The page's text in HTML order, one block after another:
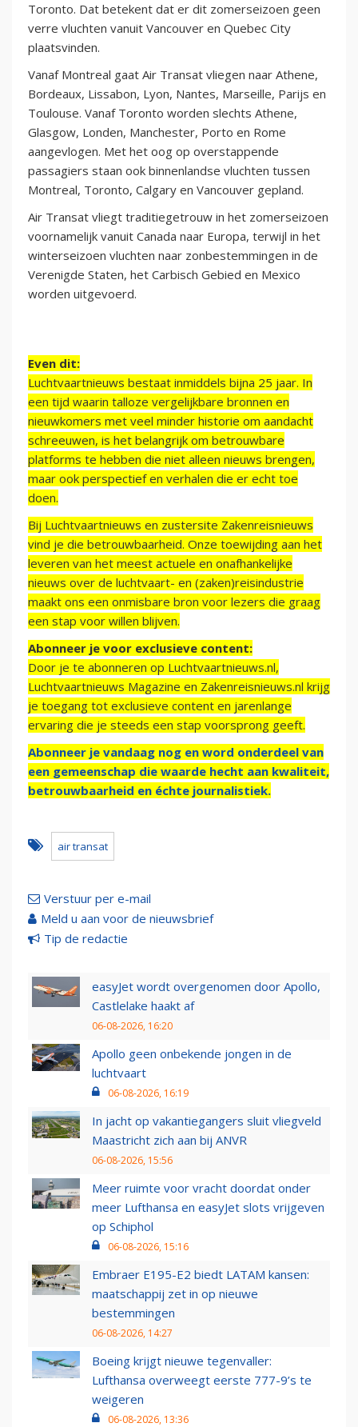
Toronto. Dat betekent dat er dit zomerseizoen geen
verre vluchten vanuit Vancouver en Quebec City
plaatsvinden.
Vanaf Montreal gaat Air Transat vliegen naar Athene,
Bordeaux, Lissabon, Lyon, Nantes, Marseille, Parijs en
Toulouse. Vanaf Toronto worden slechts Athene,
Glasgow, Londen, Manchester, Porto en Rome
aangevlogen. Met het oog op overstappende
passagiers staan ook binnenlandse vluchten tussen
Montreal, Toronto, Calgary en Vancouver gepland.
Air Transat vliegt traditiegetrouw in het zomerseizoen
voornamelijk vanuit Canada naar Europa, terwijl in het
winterseizoen vluchten naar zonbestemmingen in de
Verenigde Staten, het Carbisch Gebied en Mexico
worden uitgevoerd.
Even dit:
Luchtvaartnieuws bestaat inmiddels bijna 25 jaar. In
een tijd waarin talloze vergelijkbare bronnen en
nieuwkomers met veel minder historie om aandacht
schreeuwen, is het belangrijk om betrouwbare
platforms te hebben die niet alleen nieuws brengen,
maar ook perspectief en verhalen die er echt toe
doen.
Bij Luchtvaartnieuws en zustersite Zakenreisnieuws
vind je die betrouwbaarheid. Onze toewijding aan het
leveren van het meest actuele en onafhankelijke
nieuws over de luchtvaart- en (zaken)reisindustrie
maakt ons een onmisbare bron voor lezers die graag
een stap voor willen blijven.
Abonneer je voor exclusieve content:
Door je te abonneren op Luchtvaartnieuws.nl,
Luchtvaartnieuws Magazine en Zakenreisnieuws.nl krijg
je toegang tot exclusieve content en jarenlange
ervaring die je steeds een stap voorsprong geeft.
Abonneer je vandaag nog en word onderdeel van
een gemeenschap die waarde hecht aan kwaliteit,
betrouwbaarheid en échte journalistiek.
air transat
Verstuur per e-mail
Meld u aan voor de nieuwsbrief
Tip de redactie
easyJet wordt overgenomen door Apollo,
Castlelake haakt af
06-08-2026, 16:20
Apollo geen onbekende jongen in de
luchtvaart
06-08-2026, 16:19
In jacht op vakantiegangers sluit vliegveld
Maastricht zich aan bij ANVR
06-08-2026, 15:56
Meer ruimte voor vracht doordat onder
meer Lufthansa en easyJet slots vrijgeven
op Schiphol
06-08-2026, 15:16
Embraer E195-E2 biedt LATAM kansen:
maatschappij zet in op nieuwe
bestemmingen
06-08-2026, 14:27
Boeing krijgt nieuwe tegenvaller:
Lufthansa overweegt eerste 777-9’s te
weigeren
06-08-2026, 13:36